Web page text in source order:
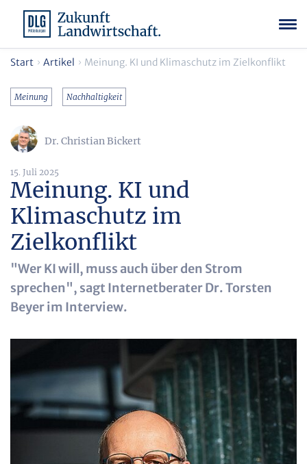
Start Artikel Meinung. KI und Klimaschutz im Zielkonflikt
Meinung Nachhaltigkeit
Dr. Christian Bickert
15. Juli 2025
Meinung. KI und
Klimaschutz im
Zielkonflikt
"Wer KI will, muss auch über den Strom
sprechen", sagt Internetberater Dr. Torsten
Beyer im Interview.